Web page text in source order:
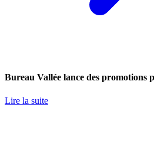
Bureau Vallée lance des promotions
Lire la suite